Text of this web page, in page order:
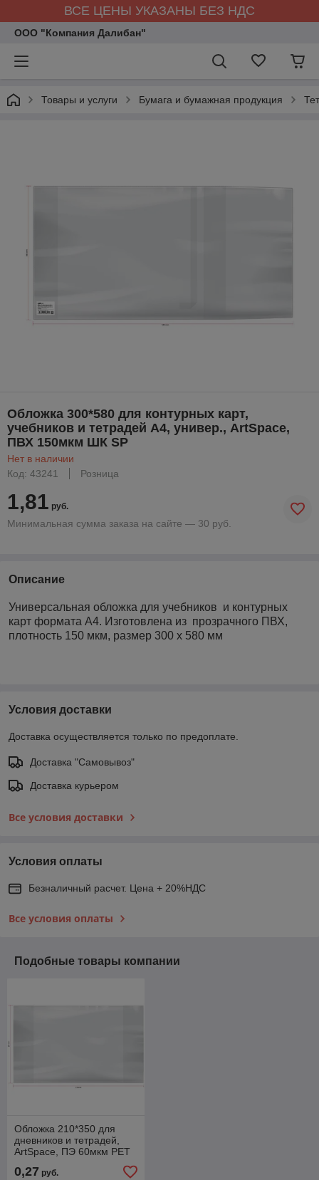
ВСЕ ЦЕНЫ УКАЗАНЫ БЕЗ НДС
ООО "Компания Далибан"
Товары и услуги Бумага и бумажная продукция
Обложка 300*580 для контурных карт,
учебников и тетрадей А4, универ., ArtSpace,
ПВХ 150мкм ШК SP
Нет в наличии
Код: 43241
Розница
1,81 руб.
Минимальная сумма заказа на сайте — 30 руб.
Описание
Универсальная обложка для учебников и контурных
карт формата А4. Изготовлена из прозрачного ПВХ,
плотность 150 мкм, размер 300 х 580 мм
Условия доставки
Доставка осуществляется только по предоплате.
Доставка "Самовывоз"
Доставка курьером
Все условия доставки
Условия оплаты
Безналичный расчет. Цена + 20%НДС
Все условия оплаты
Подобные товары компании
Обложка 210*350 для
дневников и тетрадей,
ArtSpace, ПЭ 60мкм PET
0,27 руб.